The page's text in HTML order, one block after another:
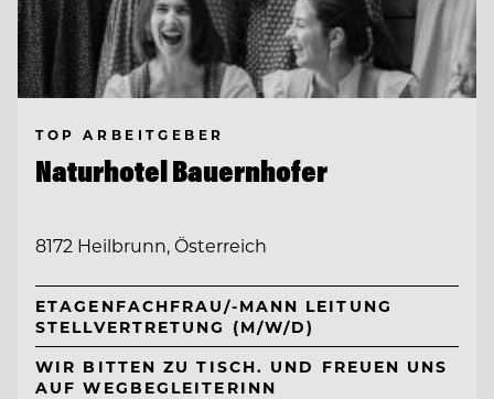
TOP ARBEITGEBER
Naturhotel Bauernhofer
8172 Heilbrunn, Österreich
ETAGENFACHFRAU/-MANN LEITUNG
STELLVERTRETUNG (M/W/D)
WIR BITTEN ZU TISCH. UND FREUEN UNS
AUF WEGBEGLEITERINN